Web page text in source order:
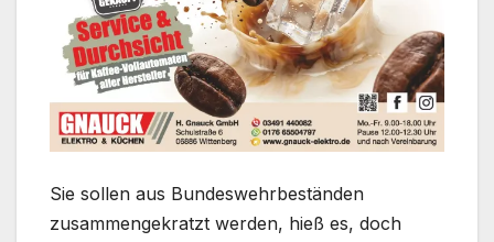
Sie sollen aus Bundeswehrbeständen
zusammengekratzt werden, hieß es, doch